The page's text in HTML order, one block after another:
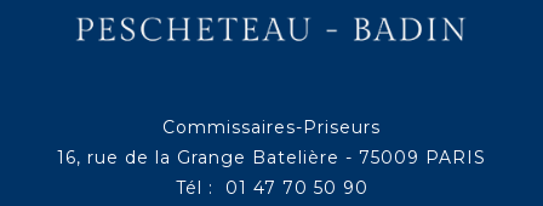
Commissaires-Priseurs
16, rue de la Grange Batelière - 75009 PARIS
Tél : 01 47 70 50 90